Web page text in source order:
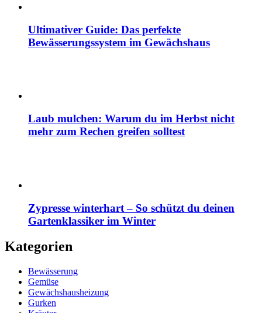
Ultimativer Guide: Das perfekte
Bewässerungssystem im Gewächshaus
Laub mulchen: Warum du im Herbst nicht
mehr zum Rechen greifen solltest
Zypresse winterhart – So schützt du deinen
Gartenklassiker im Winter
Kategorien
Bewässerung
Gemüse
Gewächshausheizung
Gurken